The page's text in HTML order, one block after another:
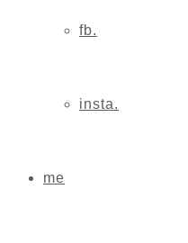
fb.
insta.
me